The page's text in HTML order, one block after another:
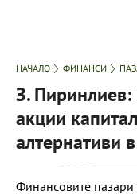
НАЧАЛО ФИНАНСИ
З.
акции
алтернативи
Финансовите пазари